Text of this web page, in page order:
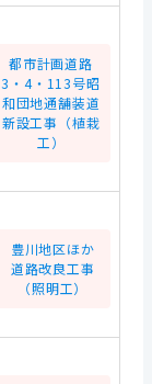
都市計画道路
3・4・113号昭
和団地通舗装道
新設工事（植栽
工）
豊川地区ほか
道路改良工事
（照明工）